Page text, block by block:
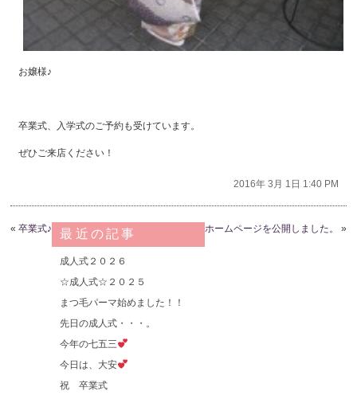
お嬢様♪
卒業式、入学式のご予約も受けています。
ぜひご来店ください！
2016年 3月 1日 1:40 PM
«卒業式♪ ホームページを公開しました。 »
最近の記事
成人式２０２６
☆成人式☆２０２５
まつ毛パーマ始めました！！
先日の成人式・・・。
今年の七五三
今日は、大安
祝 卒業式